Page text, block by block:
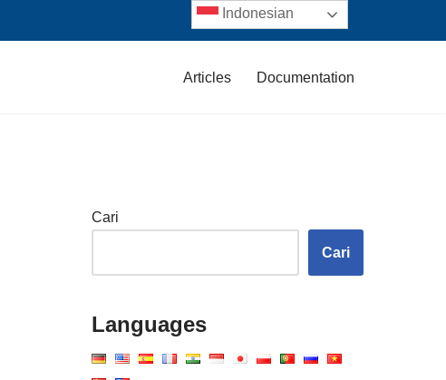
Articles Documentation
Cari
Cari
Languages
Indonesian